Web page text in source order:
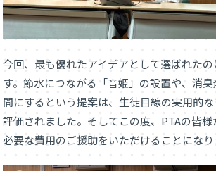
今回、最も優れたアイデアとして選ばれた
す。節水につながる「音姫」の設置や、消
間にするという提案は、生徒目線の実用的
評価されました。そしてこの度、PTAの皆
必要な費用のご援助をいただけることになり